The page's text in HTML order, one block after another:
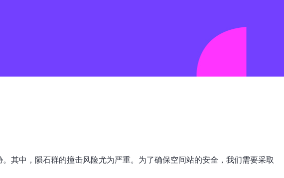
其中，陨石群的撞击风险尤为严重。为了确保空间站的安全，我们需要采取